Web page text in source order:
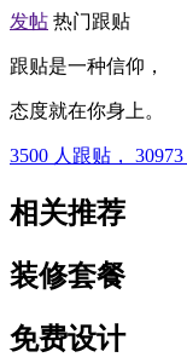
发帖 热门跟贴
跟贴是一种信仰，
态度就在你身上。
3500 人跟贴， 30973
相关推荐
装修套餐
免费设计